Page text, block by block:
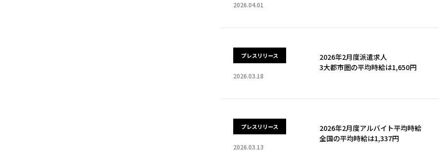
2026.04.01
プレスリリース
2026.03.18
2026年2月度派遣求人
3大都市圏の平均時給は1,650円
プレスリリース
2026.03.13
2026年2月度アルバイト平均時給
全国の平均時給は1,337円